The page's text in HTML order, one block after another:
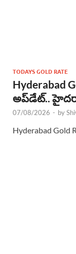
TODAYS GOLD RATE
Hyderabad
అప్‌డేట్..
07/08/2026 - by
Hyderabad